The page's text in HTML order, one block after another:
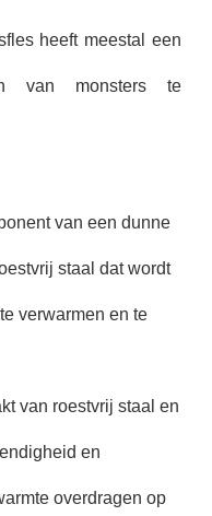
heeft meestal een
van monsters te
van een dunne
staal dat wordt
verwarmen en te
van roestvrij staal en
en
overdragen op